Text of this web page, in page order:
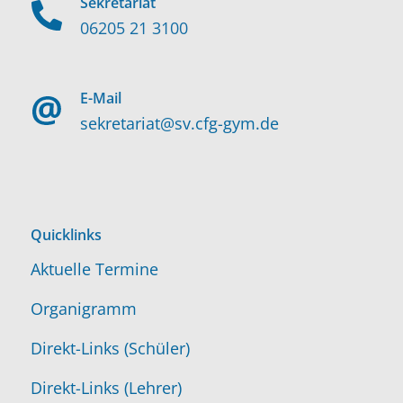
06205 21 3100
E-Mail
sekretariat@sv.cfg-gym.de
Quicklinks
Aktuelle Termine
Organigramm
Direkt-Links (Schüler)
Direkt-Links (Lehrer)